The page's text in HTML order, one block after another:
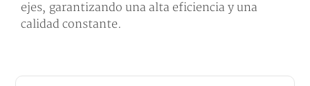
ejes, garantizando una alta eficiencia y una
calidad constante.